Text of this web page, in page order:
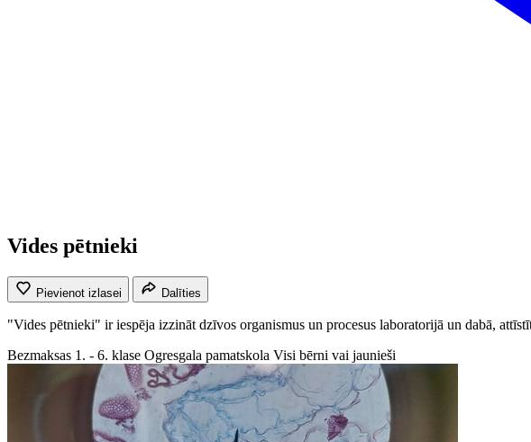
Vides pētnieki
Pievienot izlasei Dalīties
"Vides pētnieki" ir iespēja izzināt dzīvos organismus un procesus laboratorijā un dabā,
Bezmaksas 1. - 6. klase Ogresgala pamatskola Visi bērni vai jaunieši